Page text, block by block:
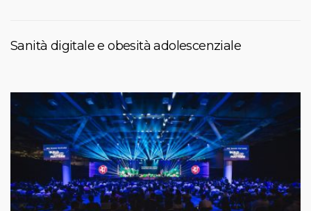
Sanità digitale e obesità adolescenziale